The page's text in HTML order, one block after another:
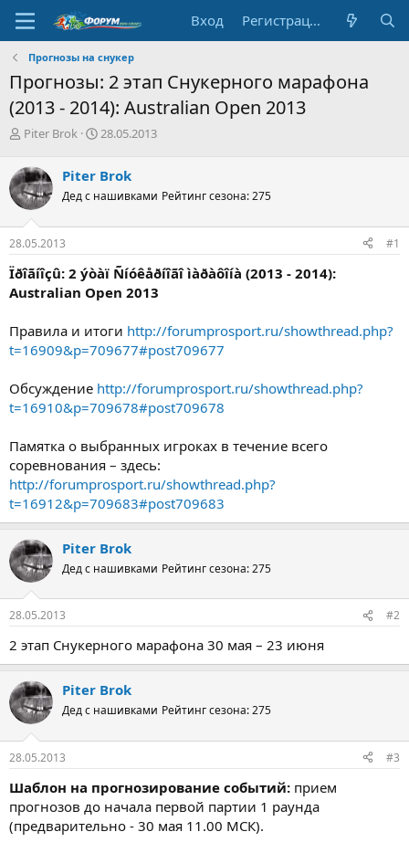
Вход Регистрация
Прогнозы на снукер
Прогнозы: 2 этап Снукерного марафона
(2013 - 2014): Australian Open 2013
А
т
о
р
т
е
м
ы
Piter Brok
Д
а
н
ч
л
а
28.05.2013
Piter Brok
Дед с нашивками Рейтинг сезона: 275
28.05.2013 #1
Ïðîãíîçû: 2 ýòàï Ñíóêåðíîãî ìàðàôîíà (2013 - 2014):
Australian Open 2013
Правила и итоги http://forumprosport.ru/showthread.php?
t=16909&p=709677#post709677
Обсуждение http://forumprosport.ru/showthread.php?
t=16910&p=709678#post709678
Памятка о выбранных игроках в течение всего
соревнования – здесь:
http://forumprosport.ru/showthread.php?
t=16912&p=709683#post709683
Piter Brok
Дед с нашивками Рейтинг сезона: 275
28.05.2013 #2
2 этап Снукерного марафона 30 мая – 23 июня
Piter Brok
Дед с нашивками Рейтинг сезона: 275
28.05.2013 #3
Шаблон на прогнозирование событий: прием
прогнозов до начала первой партии 1 раунда
(предварительно - 30 мая 11.00 МСК).